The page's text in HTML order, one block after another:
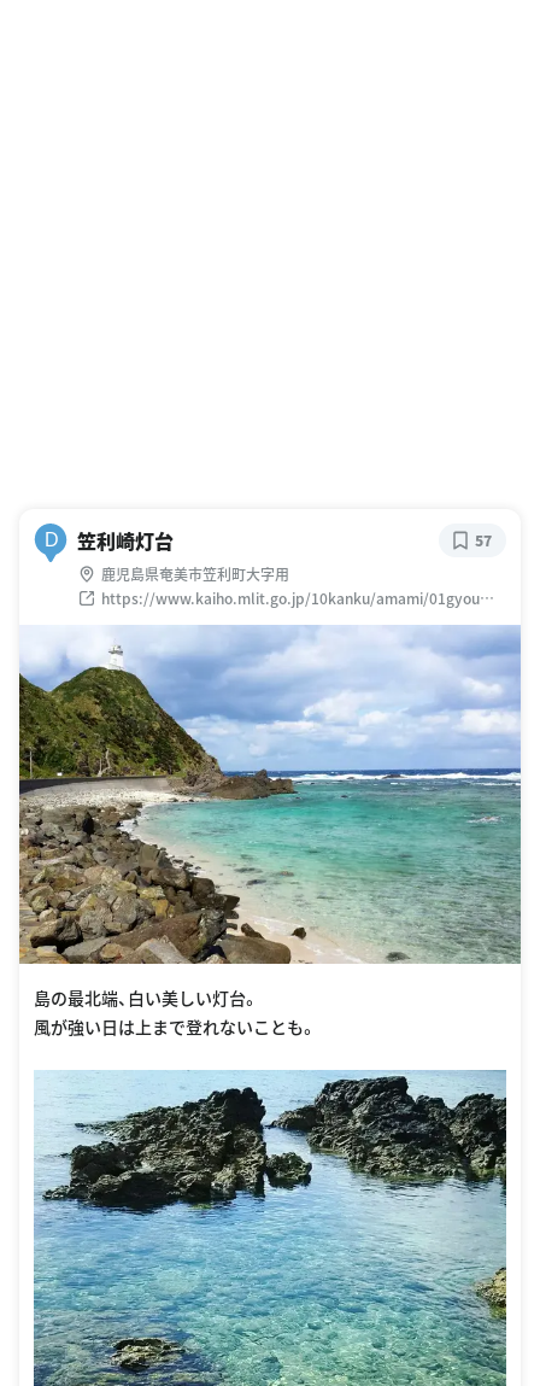
D 笠利崎灯台
鹿児島県奄美市笠利町大字用
https://www.kaiho.mlit.go.jp/10kanku/amami/01gyoum/t
oudai_photo/toudai_a/kasari/kasari.htm
57
島の最北端、白い美しい灯台。
風が強い日は上まで登れないことも。